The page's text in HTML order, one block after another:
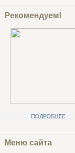
Рекомендуем!
ПОДРОБНЕЕ
Меню сайта